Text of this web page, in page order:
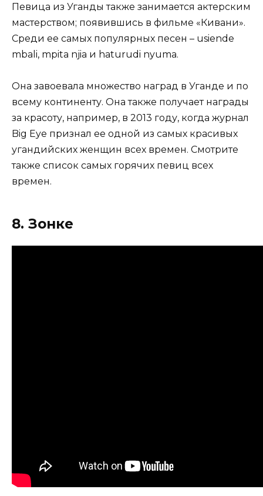
Певица из Уганды также занимается актерским
мастерством; появившись в фильме «Кивани».
Среди ее самых популярных песен – usiende
mbali, mpita njia и haturudi nyuma.
Она завоевала множество наград в Уганде и по
всему континенту. Она также получает награды
за красоту, например, в 2013 году, когда журнал
Big Eye признал ее одной из самых красивых
угандийских женщин всех времен. Смотрите
также список самых горячих певиц всех
времен.
8. Зонке